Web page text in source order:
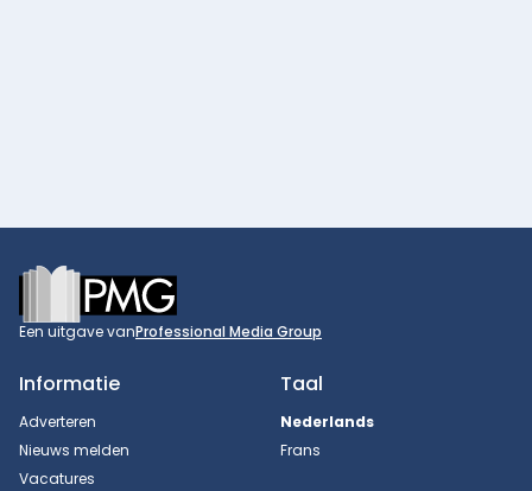
Footer
Een uitgave vanProfessional Media Group
Informatie
Adverteren
Nieuws melden
Vacatures
Taal
Nederlands
Frans